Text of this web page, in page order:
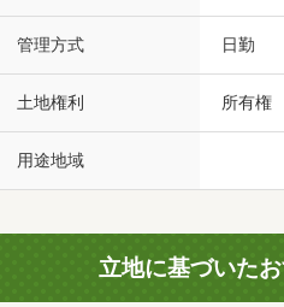
管理方式 日勤
土地権利 所有権
用途地域
立地に基づいた